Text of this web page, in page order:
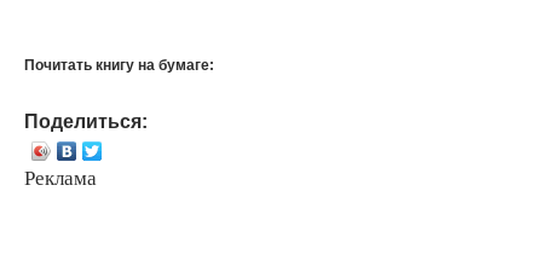
Почитать книгу на бумаге:
Поделиться:
Реклама